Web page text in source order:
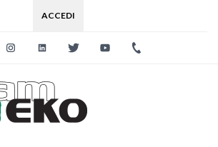
ACCEDI
FacebookInstagramLinkedinTwitter Youtube